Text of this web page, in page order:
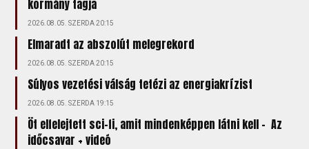
kormány tagja
2026.08.05. SZERDA 20:15
Elmaradt az abszolút melegrekord
2026.08.05. SZERDA 20:15
Súlyos vezetési válság tetézi az energiakrízist
2026.08.05. SZERDA 19:15
Öt elfelejtett sci-fi, amit mindenképpen látni kell – Az
időcsavar + videó